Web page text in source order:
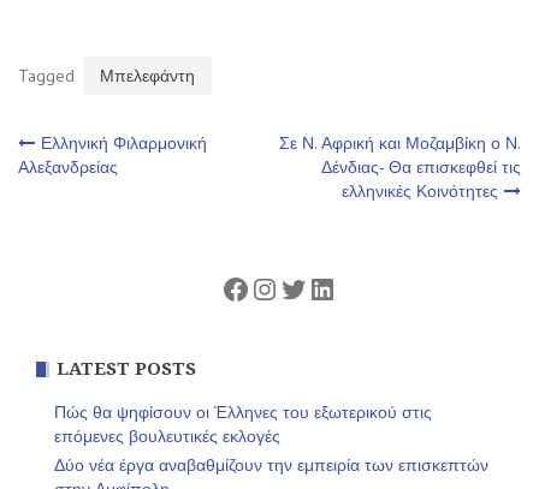
Tagged Μπελεφάντη
Πλοήγηση
Ελληνική Φιλαρμονική
Αλεξανδρείας
Σε Ν. Αφρική και Μοζαμβίκη ο Ν.
Δένδιας- Θα επισκεφθεί τις
ελληνικές Κοινότητες
Facebook
Instagram
Twitter
Linkedin
LATEST POSTS
Πώς θα ψηφίσουν οι Έλληνες του εξωτερικού στις
επόμενες βουλευτικές εκλογές
Δύο νέα έργα αναβαθμίζουν την εμπειρία των επισκεπτών